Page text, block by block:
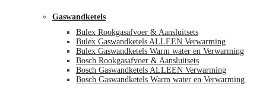
Gaswandketels
Bulex Rookgasafvoer & Aansluitsets
Bulex Gaswandketels ALLEEN Verwarming
Bulex Gaswandketels Warm water en Verwarming
Bosch Rookgasafvoer & Aansluitsets
Bosch Gaswandketels ALLEEN Verwarming
Bosch Gaswandketels Warm water en Verwarming